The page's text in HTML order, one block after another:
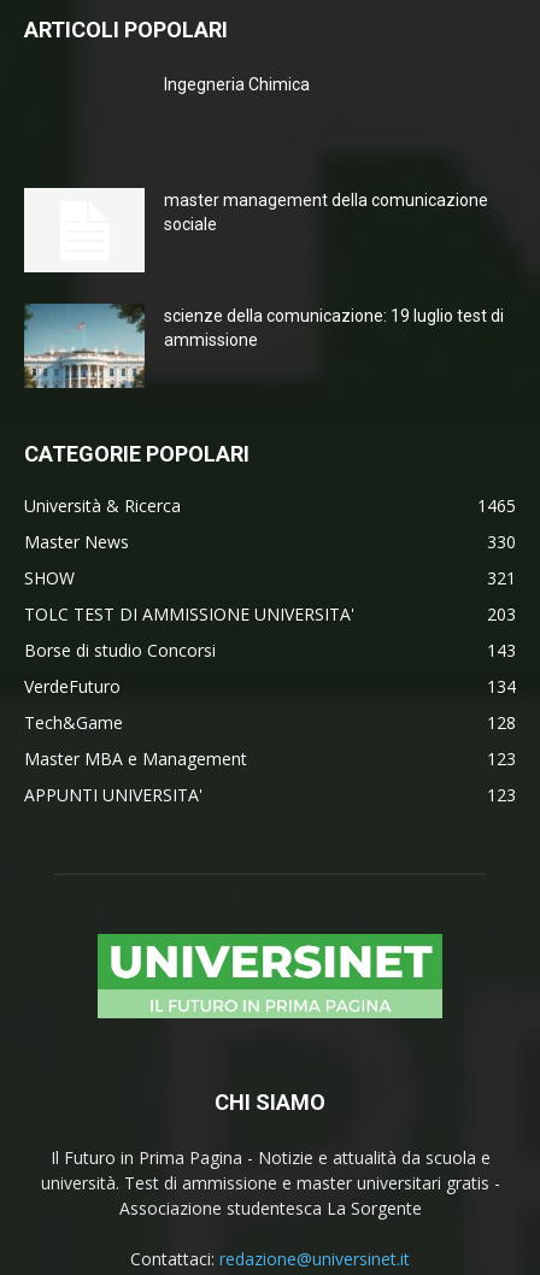
ARTICOLI POPOLARI
Ingegneria Chimica
master management della comunicazione
sociale
scienze della comunicazione: 19 luglio test di
ammissione
CATEGORIE POPOLARI
Università & Ricerca
1465
Master News
330
SHOW
321
TOLC TEST DI AMMISSIONE UNIVERSITA'
203
Borse di studio Concorsi
143
VerdeFuturo
134
Tech&Game
128
Master MBA e Management
123
APPUNTI UNIVERSITA'
123
CHI SIAMO
Il Futuro in Prima Pagina - Notizie e attualità da scuola e
università. Test di ammissione e master universitari gratis -
Associazione studentesca La Sorgente
Contattaci: redazione@universinet.it